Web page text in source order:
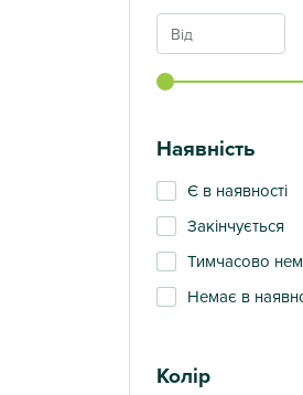
Наявність
Є в наявності
Закінчується
Тимчасово
Немає в
Колір